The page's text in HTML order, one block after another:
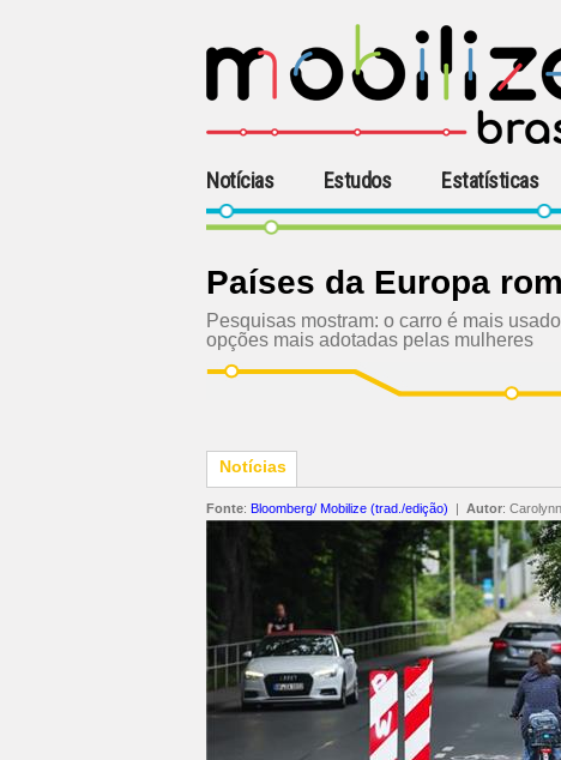
Notícias Estudos Estatísticas
Países da Europa
Pesquisas mostram: o carro é mais
opções mais adotadas pelas mulheres
Notícias
Fonte: Bloomberg/ Mobilize (trad./edição) | Autor: